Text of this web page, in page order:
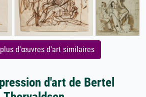
d'œuvres d'art similaires
d'art de Bertel